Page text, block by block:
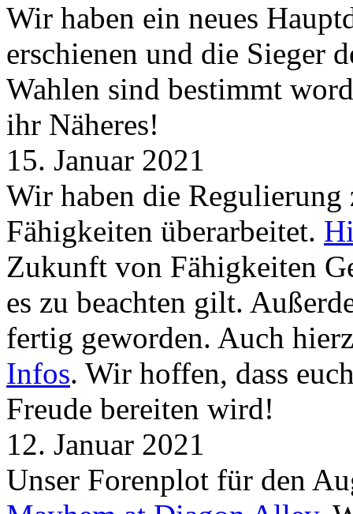
Wir haben ein neues
erschienen und die Sieger
Wahlen sind bestimmt
ihr Näheres!
15. Januar 2021
Wir haben die
Fähigkeiten überarbeitet.
Zukunft von Fähigkeiten
es zu beachten gilt.
fertig geworden. Auch
Infos. Wir hoffen, dass
Freude bereiten wird!
12. Januar 2021
Unser Forenplot für den